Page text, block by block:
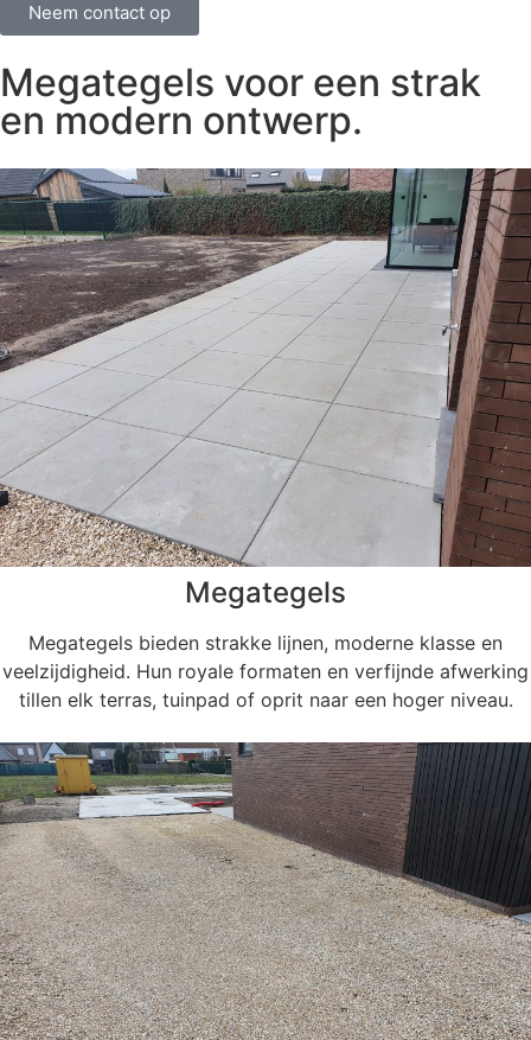
Neem contact op
Megategels voor een strak
en modern ontwerp.
Megategels
Megategels bieden strakke lijnen, moderne klasse en
veelzijdigheid. Hun royale formaten en verfijnde afwerking
tillen elk terras, tuinpad of oprit naar een hoger niveau.